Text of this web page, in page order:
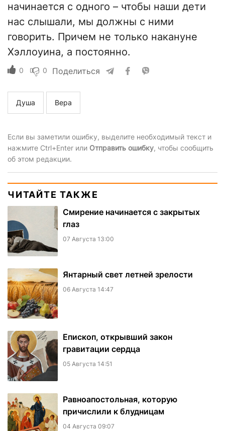
начинается с одного – чтобы наши дети
нас слышали, мы должны с ними
говорить. Причем не только накануне
Хэллоуина, а постоянно.
0 0 Поделиться
Душа Вера
Если вы заметили ошибку, выделите необходимый текст и
нажмите Ctrl+Enter или Отправить ошибку, чтобы сообщить
об этом редакции.
ЧИТАЙТЕ ТАКЖЕ
Смирение начинается с закрытых
глаз
07 Августа 13:00
Янтарный свет летней зрелости
06 Августа 14:47
Епископ, открывший закон
гравитации сердца
05 Августа 14:51
Равноапостольная, которую
причислили к блудницам
04 Августа 09:07